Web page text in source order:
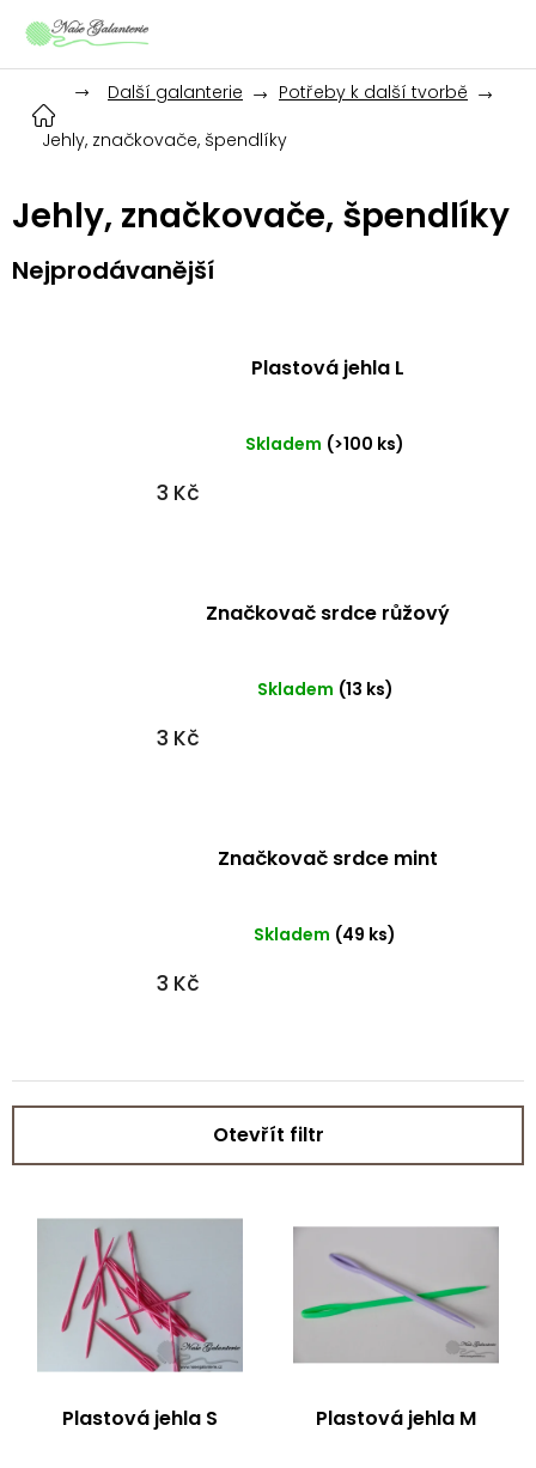
Další galanterie
Potřeby k další tvorbě
Jehly, značkovače, špendlíky
Jehly, značkovače, špendlíky
Nejprodávanější
Plastová jehla L
Skladem (>100 ks)
3 Kč
Značkovač srdce růžový
Skladem (13 ks)
3 Kč
Značkovač srdce mint
Skladem (49 ks)
3 Kč
Otevřít filtr
Plastová jehla S Plastová jehla M